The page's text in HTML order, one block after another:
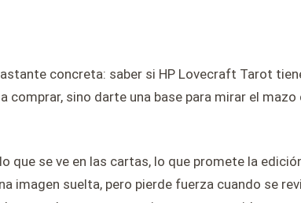
concreta: saber si HP Lovecraft Tarot
comprar, sino darte una base para mirar el
que se ve en las cartas, lo que promete la
imagen suelta, pero pierde fuerza cuando se